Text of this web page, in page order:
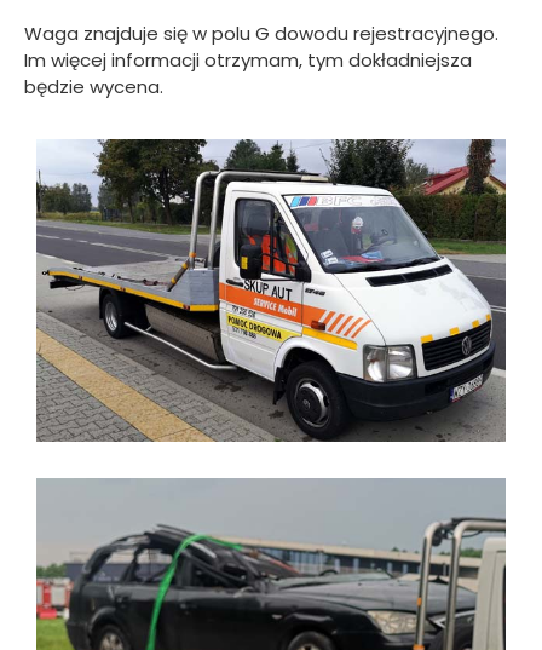
Waga znajduje się w polu G dowodu rejestracyjnego.
Im więcej informacji otrzymam, tym dokładniejsza
będzie wycena.